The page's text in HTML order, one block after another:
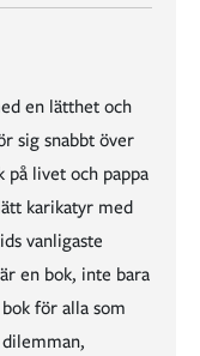
en lätthet och
sig snabbt över
på livet och pappa
karikatyr med
vanligaste
en bok, inte bara
för alla som